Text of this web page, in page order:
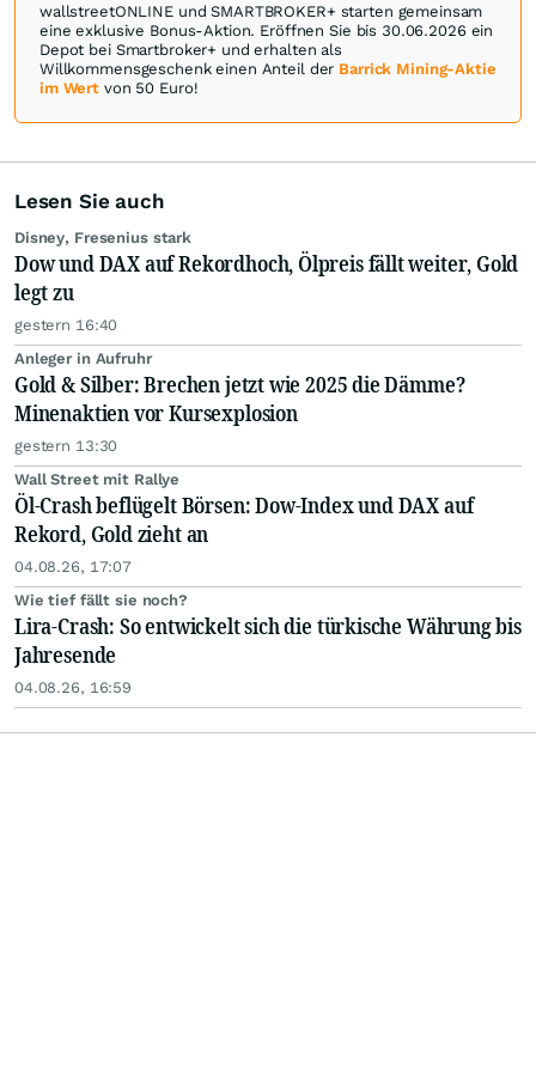
wallstreetONLINE und SMARTBROKER+ starten gemeinsam
eine exklusive Bonus-Aktion. Eröffnen Sie bis 30.06.2026 ein
Depot bei Smartbroker+ und erhalten als
Willkommensgeschenk einen Anteil der Barrick Mining-Aktie
im Wert von 50 Euro!
Lesen Sie auch
Disney, Fresenius stark
Dow und DAX auf Rekordhoch, Ölpreis fällt weiter, Gold
legt zu
gestern 16:40
Anleger in Aufruhr
Gold & Silber: Brechen jetzt wie 2025 die Dämme?
Minenaktien vor Kursexplosion
gestern 13:30
Wall Street mit Rallye
Öl-Crash beflügelt Börsen: Dow-Index und DAX auf
Rekord, Gold zieht an
04.08.26, 17:07
Wie tief fällt sie noch?
Lira-Crash: So entwickelt sich die türkische Währung bis
Jahresende
04.08.26, 16:59